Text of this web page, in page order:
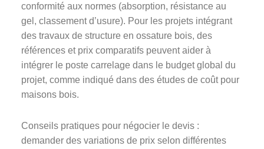
conformité aux normes (absorption, résistance au
gel, classement d’usure). Pour les projets intégrant
des travaux de structure en ossature bois, des
références et prix comparatifs peuvent aider à
intégrer le poste carrelage dans le budget global du
projet, comme indiqué dans des études de coût pour
maisons bois.
Conseils pratiques pour négocier le devis :
demander des variations de prix selon différentes